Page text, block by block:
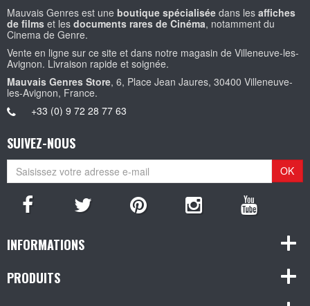
Mauvais Genres est une boutique spécialisée dans les affiches
de films et les documents rares de Cinéma, notamment du
Cinema de Genre.
Vente en ligne sur ce site et dans notre magasin de Villeneuve-les-
Avignon. Livraison rapide et soignée.
Mauvais Genres Store, 6, Place Jean Jaures, 30400 Villeneuve-
les-Avignon, France.
+33 (0) 9 72 28 77 63
SUIVEZ-NOUS
OK
INFORMATIONS
PRODUITS